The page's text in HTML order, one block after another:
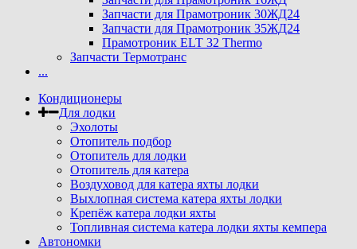
Запчасти для Прамотроник 30ЖД24
Запчасти для Прамотроник 35ЖД24
Прамотроник ELT 32 Thermo
Запчасти Термотранс
...
Кондиционеры
Для лодки
Эхолоты
Отопитель подбор
Отопитель для лодки
Отопитель для катера
Воздуховод для катера яхты лодки
Выхлопная система катера яхты лодки
Крепёж катера лодки яхты
Топливная система катера лодки яхты кемпера
Автономки